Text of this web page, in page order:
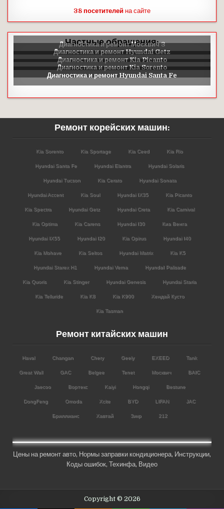
38 посетителей на сайте
Частные обращения:
Ремонт корейских машин:
Kia Sorento Kia Sportage Kia Ceed Kia Rio
Hyundai Santa Fe Hyundai Elantra Hyundai Solaris
Hyundai Tucson Kia Cerato Hyundai Sonata
Hyundai Accent Kia Soul Hyundai IX35 Kia Picanto
Kia Spectra Hyundai Getz Hyundai Creta Kia Carnival
Kia Optima Kia Carens Hyundai I30 Киа Венга
Hyundai IX55 Hyundai I20 Kia Opirus Hyundai I40
Kia Mohave Kia Seltos Hyundai Matrix Kia K5
Hyundai Starex H1 Hyundai Verna HyundaI Palisade
Kia Quoris Kia Stinger Hyundai Genesis Hyundai Staria
Kia Telluride Kia K8 Kia K900 Хендай Кусто
Kia Tasman
Ремонт китайских машин
Haval Changan Chery Geely EXEED Tank
Great Wall GAC Belgee Tenet Москвич BAIC
Jaecoo Вортекс Kaiyi Hongqi Bestune
DongFeng Omoda Xcite BYD LIFAN JAC
Бриллианс Хавтай Зикр 212
Цены на ремонт авто, Нормы заправки кондиционера, Инструкции,
Коды ошибок, Техинфа, Видео
Copyright © 2026